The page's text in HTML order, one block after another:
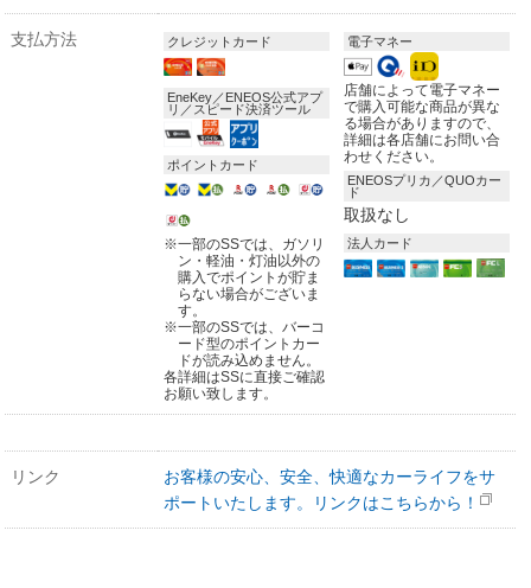
支払方法 クレジットカード
EneKey／ENEOS公式アプ
リ／スピード決済ツール
ポイントカード
※一部のSSでは、ガソリ
ン・軽油・灯油以外の
購入でポイントが貯ま
らない場合がございま
す。
※一部のSSでは、バーコ
ード型のポイントカー
ドが読み込めません。
各詳細はSSに直接ご確認
お願い致します。
電子マネー
店舗によって電子マネー
で購入可能な商品が異な
る場合がありますので、
詳細は各店舗にお問い合
わせください。
ENEOSプリカ／QUOカー
ド
取扱なし
法人カード
リンク
お客様の安心、安全、快適なカーライフをサ
ポートいたします。リンクはこちらから！